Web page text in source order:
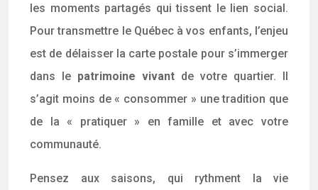
les moments partagés qui tissent le lien social.
Pour transmettre le Québec à vos enfants, l’enjeu
est de délaisser la carte postale pour s’immerger
dans le patrimoine vivant de votre quartier. Il
s’agit moins de « consommer » une tradition que
de la « pratiquer » en famille et avec votre
communauté.
Pensez aux saisons, qui rythment la vie